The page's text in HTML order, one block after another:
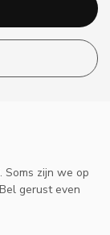
zijn we op
gerust even